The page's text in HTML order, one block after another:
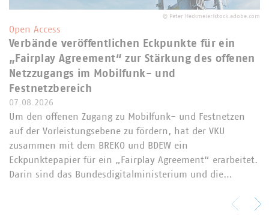
© Peter Heckmeier/stock.adobe.com
Open Access
Verbände veröffentlichen Eckpunkte für ein
„Fairplay Agreement“ zur Stärkung des offenen
Netzzugangs im Mobilfunk- und
Festnetzbereich
07.08.2026
Um den offenen Zugang zu Mobilfunk- und Festnetzen
auf der Vorleistungsebene zu fördern, hat der VKU
zusammen mit dem BREKO und BDEW ein
Eckpunktepapier für ein „Fairplay Agreement“ erarbeitet.
Darin sind das Bundesdigitalministerium und die…